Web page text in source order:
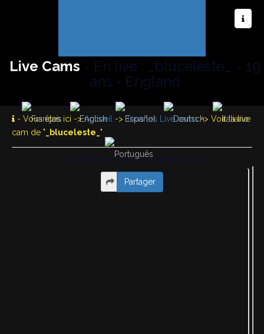
Live Cams - En live : _bluceleste_ - 19
ans - England
Partager
- Vous êtes ici ->Accueil -> Tous les Live cams-> Voir la live
cam de " _bluceleste_ "
Click the cam for full screen mode